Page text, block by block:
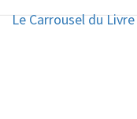
Le Carrousel du Livre
Le